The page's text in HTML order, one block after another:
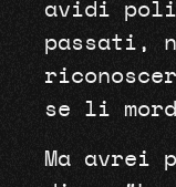
avidi
passati,
se li
Ma avrei